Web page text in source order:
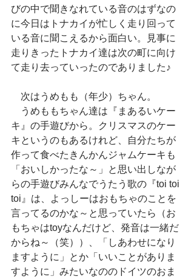
びの中で聞きなれている音のはずなの
に今日はトナカイが忙しく走り回って
いる音に聞こえるから面白い。見事に
走りきったトナカイ達は次の町に向け
て走り去っていったのでありました♪
次はうめもも（年少）ちゃん。
うめももちゃん達は『まあるいケー
キ』の手遊びから。クリスマスのケー
キというのもあるけれど、自分たちが
作って食べたきんかんジャムケーキも
「おいしかったな～」と思い出しなが
らの手遊びみんなでうたう歌の『toi toi
toi』は、よっしーはおもちゃのことを
言ってるのかな～と思っていたら（お
もちゃはtoyなんだけど、発音は一緒だ
からね～（笑））、「しあわせになり
ますように」とか「いいことがありま
すように」みたいなののドイツのおま